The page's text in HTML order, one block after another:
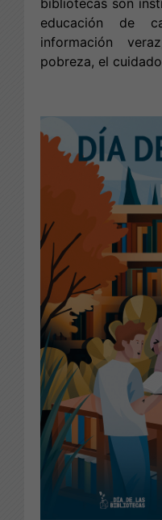
educación de
información
pobreza, el